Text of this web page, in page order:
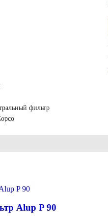
фильтр
Alup P 90